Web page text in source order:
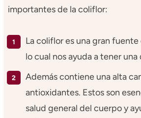
importantes de la coliflor:
La coliflor es una gran
lo cual nos ayuda a tener
Además contiene una alta
antioxidantes. Estos son
salud general del cuerpo y